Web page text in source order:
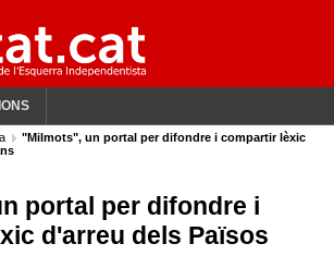
"Milmots", un portal per difondre i compartir lèxic
portal per difondre i
d'arreu dels Països